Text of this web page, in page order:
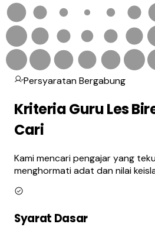
Persyaratan Bergabung
Kriteria Guru Les
Cari
Kami mencari pengajar yang
menghormati adat dan nilai
Syarat Dasar